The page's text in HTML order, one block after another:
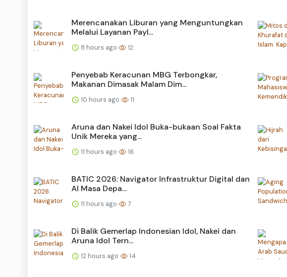
Merencanakan Liburan yang Menguntungkan
Melalui Layanan Payl...
8 hours ago 12
Penyebab Keracunan MBG Terbongkar,
Makanan Dimasak Malam Dim...
10 hours ago 11
Aruna dan Nakei Idol Buka-bukaan Soal Fakta
Unik Mereka yang...
11 hours ago 16
BATIC 2026: Navigator Infrastruktur Digital dan
AI Masa Depa...
11 hours ago 7
Di Balik Gemerlap Indonesian Idol, Nakei dan
Aruna Idol Tern...
12 hours ago 14